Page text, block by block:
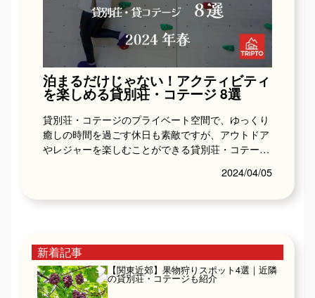
泊まるだけじゃない！アクティビティ
を楽しめる貸別荘・コテージ 8選
貸別荘・コテージのプライベート空間で、ゆっくり
癒しの時間を過ごす休日も素敵ですが、アウトドア
やレジャーを楽しむことができる貸別荘・コテージ
2024/04/05
新着記事
【関東近郊】果物狩りスポット4選｜近隣
の貸別荘・コテージも紹介